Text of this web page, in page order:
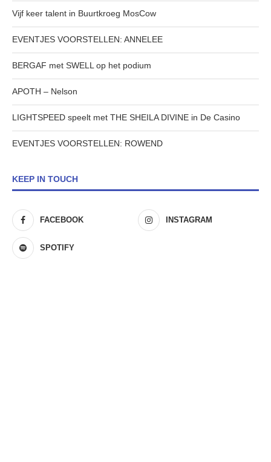
Vijf keer talent in Buurtkroeg MosCow
EVENTJES VOORSTELLEN: ANNELEE
BERGAF met SWELL op het podium
APOTH – Nelson
LIGHTSPEED speelt met THE SHEILA DIVINE in De Casino
EVENTJES VOORSTELLEN: ROWEND
KEEP IN TOUCH
FACEBOOK INSTAGRAM
SPOTIFY